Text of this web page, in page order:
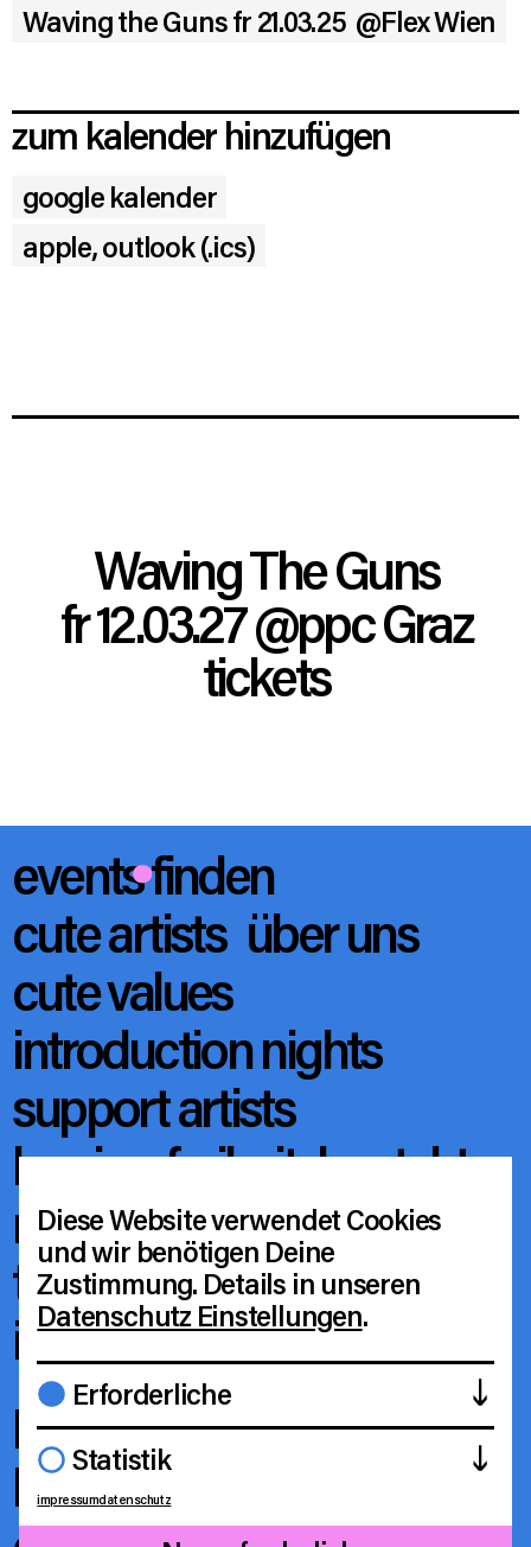
Waving the Guns fr 21.03.25 @Flex Wien
zum kalender hinzufügen
google kalender
apple, outlook (.ics)
Waving The Guns
fr 12.03.27@ppc Graz
tickets
Diese Website verwendet Cookies
und wir benötigen Deine
Zustimmung. Details in unseren
Datenschutz Einstellungen.
Erforderliche
Diese Cookies sind notwendig, damit
die Website technisch funktioniert
und grundlegende Funktionen wie
Statistik
impressumdatenschutz
events finden
cute artists über uns
cute values
introduction nights
support artists
barrierefreiheitkontakt
newsletter instagram
tiktokarchivagb
impressumdatenschutz
hi cuties, welcome to our
little world of wonderful